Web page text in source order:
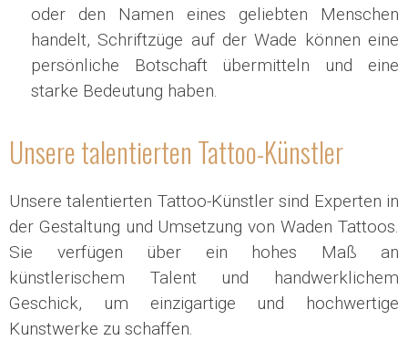
oder den Namen eines geliebten Menschen
handelt, Schriftzüge auf der Wade können eine
persönliche Botschaft übermitteln und eine
starke Bedeutung haben.
Unsere talentierten Tattoo-Künstler
Unsere talentierten Tattoo-Künstler sind Experten in
der Gestaltung und Umsetzung von Waden Tattoos.
Sie verfügen über ein hohes Maß an
künstlerischem Talent und handwerklichem
Geschick, um einzigartige und hochwertige
Kunstwerke zu schaffen.